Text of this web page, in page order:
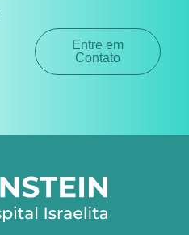
Entre em
Contato